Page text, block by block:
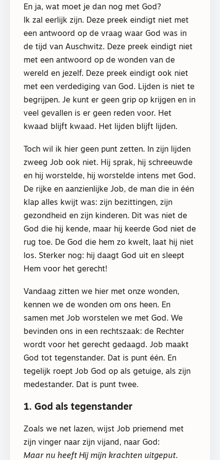
En ja, wat moet je dan nog met God?
Ik zal eerlijk zijn. Deze preek eindigt niet met
een antwoord op de vraag waar God was in
de tijd van Auschwitz. Deze preek eindigt niet
met een antwoord op de wonden van de
wereld en jezelf. Deze preek eindigt ook niet
met een verdediging van God. Lijden is niet te
begrijpen. Je kunt er geen grip op krijgen en in
veel gevallen is er geen reden voor. Het
kwaad blijft kwaad. Het lijden blijft lijden.
Toch wil ik hier geen punt zetten. In zijn lijden
zweeg Job ook niet. Hij sprak, hij schreeuwde
en hij worstelde, hij worstelde intens met God.
De rijke en aanzienlijke Job, de man die in één
klap alles kwijt was: zijn bezittingen, zijn
gezondheid en zijn kinderen. Dit was niet de
God die hij kende, maar hij keerde God niet de
rug toe. De God die hem zo kwelt, laat hij niet
los. Sterker nog: hij daagt God uit en sleept
Hem voor het gerecht!
Vandaag zitten we hier met onze wonden,
kennen we de wonden om ons heen. En
samen met Job worstelen we met God. We
bevinden ons in een rechtszaak: de Rechter
wordt voor het gerecht gedaagd. Job maakt
God tot tegenstander. Dat is punt één. En
tegelijk roept Job God op als getuige, als zijn
medestander. Dat is punt twee.
1. God als tegenstander
Zoals we net lazen, wijst Job priemend met
zijn vinger naar zijn vijand, naar God:
Maar nu heeft Hij mijn krachten uitgeput.